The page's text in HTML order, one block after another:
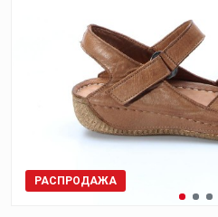
РАСПРОДАЖА